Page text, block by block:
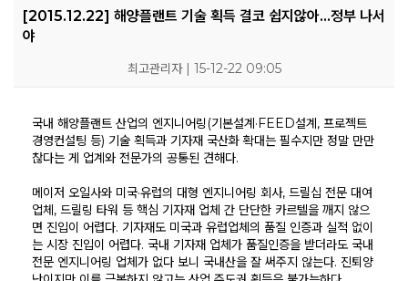
KOSORI 새소식 연구센터 시험인증센터 연구성과
[2015.12.22] 해양플랜트 기술 획득 결코 쉽지않아…정부 나서
야
최고관리자 | 15-12-22 09:05
국내 해양플랜트 산업의 엔지니어링(기본설계·FEED설계, 프로젝트
경영컨설팅 등) 기술 획득과 기자재 국산화 확대는 필수지만 정말 만만
찮다는 게 업계와 전문가의 공통된 견해다.
메이저 오일사와 미국·유럽의 대형 엔지니어링 회사, 드릴십 전문 대여
업체, 드릴링 타워 등 핵심 기자재 업체 간 단단한 카르텔을 깨지 않으
면 진입이 어렵다. 기자재도 미국과 유럽업체의 품질 인증과 실적 없이
는 시장 진입이 어렵다. 국내 기자재 업체가 품질인증을 받더라도 국내
전문 엔지니어링 업체가 없다 보니 국내산을 잘 써주지 않는다. 진퇴양